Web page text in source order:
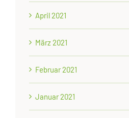
April 2021
März 2021
Februar 2021
Januar 2021